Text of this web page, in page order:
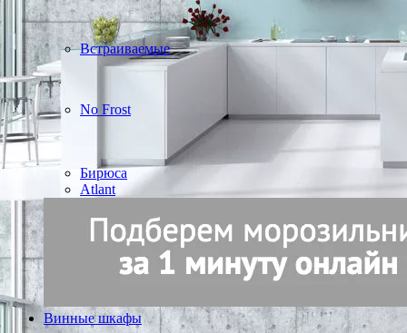
Встраиваемые
No Frost
Бирюса
Atlant
Винные шкафы